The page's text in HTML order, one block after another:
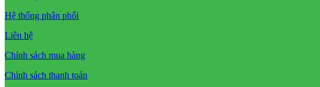
Hệ thống phân phối
Liên hệ
Chính sách mua hàng
Chính sách thanh toán